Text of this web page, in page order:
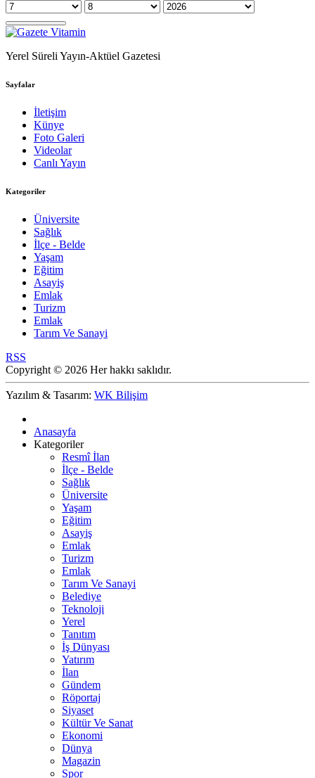
Yerel Süreli Yayın-Aktüel Gazetesi
Sayfalar
İletişim
Künye
Foto Galeri
Videolar
Canlı Yayın
Kategoriler
Üniversite
Sağlık
İlçe - Belde
Yaşam
Eğitim
Asayiş
Emlak
Turizm
Emlak
Tarım Ve Sanayi
RSS
Copyright © 2026 Her hakkı saklıdır.
Yazılım & Tasarım: WK Bilişim
Anasayfa
Kategoriler
Resmî İlan
İlçe - Belde
Sağlık
Üniversite
Yaşam
Eğitim
Asayiş
Emlak
Turizm
Emlak
Tarım Ve Sanayi
Belediye
Teknoloji
Yerel
Tanıtım
İş Dünyası
Yatırım
İlan
Gündem
Röportaj
Siyaset
Kültür Ve Sanat
Ekonomi
Dünya
Magazin
Spor